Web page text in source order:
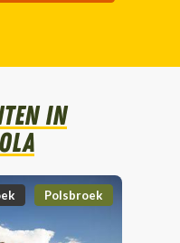
in
Polsbroek